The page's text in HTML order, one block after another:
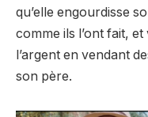
qu’elle engourdisse
comme ils l’ont fait,
l’argent en vendant
son père.